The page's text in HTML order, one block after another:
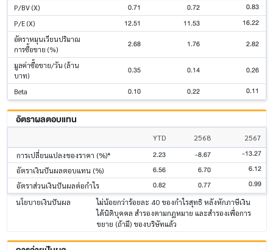
P/BV (X) 0.71 0.72 0.83
P/E (X) 12.51 11.53 16.22
อัตราหมุนเวียนปริมาณ
การซื้อขาย (%)
2.68 1.76 2.82
มูลค่าซื้อขาย/วัน (ล้าน
บาท)
0.35 0.14 0.26
Beta 0.10 0.22 0.11
อัตราผลตอบแทน
YTD 2568
2567
การเปลี่ยนแปลงของราคา (%)*
2.23 -8.67 -13.27
อัตราเงินปันผลตอบแทน (%) 6.56 6.70 6.12
อัตราส่วนเงินปันผลต่อกำไร 0.82 0.77 0.99
นโยบายเงินปันผล
ไม่น้อยกว่าร้อยละ 40 ของกำไรสุทธิ หลังหักภาษีเงิน
ได้นิติบุคคล สำรองตามกฎหมาย และสำรองเพื่อการ
ขยาย (ถ้ามี) ของบริษัทแล้ว